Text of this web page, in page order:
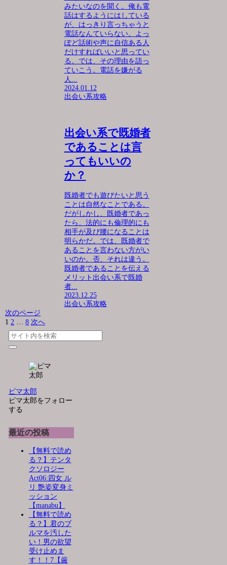
みたいなのを聞く。俺も電
話はするようにはしている
が、はっきり言っちゃうと
電話なんていらない。よっ
ぽど話術や声に自信ある人
だけすればいいと思ってい
る。では、その理由を語っ
ていこう。電話を嫌がる
人...
2024.01.12
出会い系攻略
出会い系で既婚者
であることは言
ってもいいの
か？
既婚者でも遊びたいと思う
ことは自然なことである。
だがしかし、既婚者であっ
たら、法的にも倫理的にも
相手が及び腰になることは
明らかだ。では、既婚者で
あることを言わない方がい
いのか。否、それは違う。
既婚者であることを伝える
メリット出会い系で既婚
者...
2023.12.25
出会い系攻略
次のページ
1 2 … 8 次へ
ピマ太郎
ピマ太郎をフォロー
する
最近の投稿
【無料で読め
る？】テンタ
クソロジー
Act06:四女 ル
リ 艶姿変身ミ
ッション
【manabu】
【無料で読め
る？】君のブ
ルマを汚した
い！男の欲望
受け止めま
す！！7【厳